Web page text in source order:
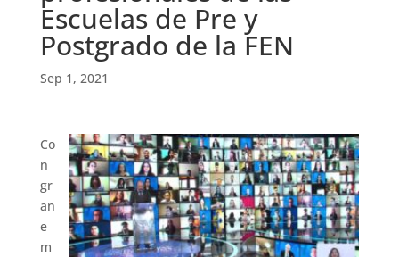
Escuelas de Pre y
Postgrado de la FEN
Sep 1, 2021
Co
n
gr
an
e
m